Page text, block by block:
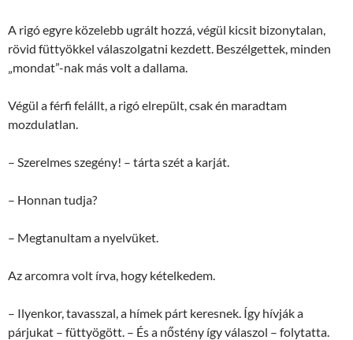
A rigó egyre közelebb ugrált hozzá, végül kicsit bizonytalan,
rövid füttyökkel válaszolgatni kezdett. Beszélgettek, minden
„mondat”-nak más volt a dallama.
Végül a férfi felállt, a rigó elrepült, csak én maradtam
mozdulatlan.
– Szerelmes szegény! – tárta szét a karját.
– Honnan tudja?
– Megtanultam a nyelvüket.
Az arcomra volt írva, hogy kételkedem.
– Ilyenkor, tavasszal, a hímek párt keresnek. Így hívják a
párjukat – füttyögött. – És a nőstény így válaszol – folytatta.